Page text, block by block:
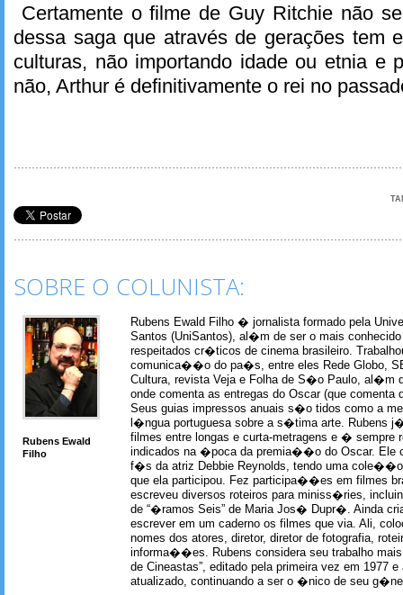
Certamente o filme de Guy Ritchie não
dessa saga que através de gerações tem
culturas, não importando idade ou etnia e
não, Arthur é definitivamente o rei no
SOBRE O COLUNISTA:
Rubens Ewald
Filho
Rubens Ewald Filho � jornalista formado pela
Santos (UniSantos), al�m de ser o mais
respeitados cr�ticos de cinema brasileiro.
comunica��o do pa�s, entre eles Rede Globo,
Cultura, revista Veja e Folha de S�o Paulo, al�m
onde comenta as entregas do Oscar (que comenta
Seus guias impressos anuais s�o tidos como a
l�ngua portuguesa sobre a s�tima arte. Rubens
filmes entre longas e curta-metragens e � sempre
indicados na �poca da premia��o do Oscar. Ele
f�s da atriz Debbie Reynolds, tendo uma
que ela participou. Fez participa��es em filmes
escreveu diversos roteiros para miniss�ries,
de “�ramos Seis” de Maria Jos� Dupr�. Ainda
escrever em um caderno os filmes que via. Ali,
nomes dos atores, diretor, diretor de fotografia,
informa��es. Rubens considera seu trabalho
de Cineastas”, editado pela primeira vez em 1977 e
atualizado, continuando a ser o �nico de seu